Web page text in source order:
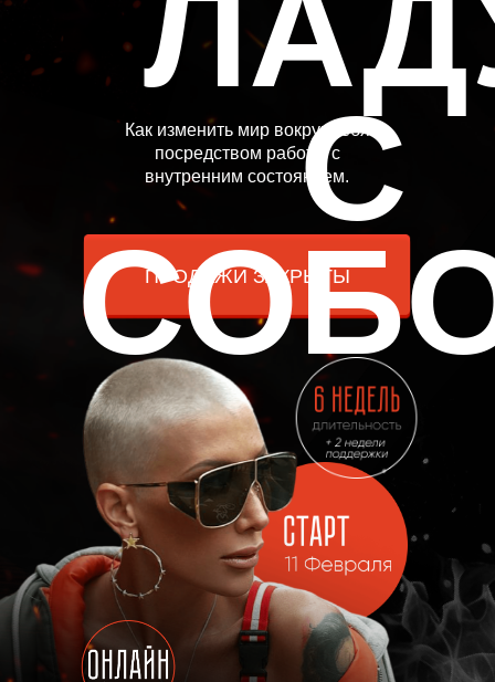
ПРОДАЖИ ЗАКРЫТЫ
С
Как изменить мир вокруг себя
посредством работы с
внутренним состоянием.